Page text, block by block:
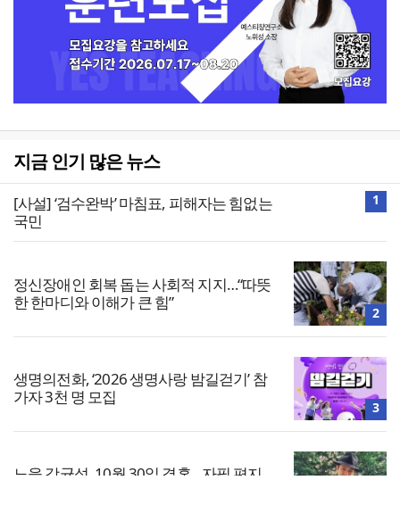
지금 인기 많은 뉴스
[사설] ‘검수완박’ 마침표, 피해자는 힘없는
국민
1
정신장애인 회복 돕는 사회적 지지…“따뜻
한 한마디와 이해가 큰 힘”
2
생명의전화, ‘2026 생명사랑 밤길걷기’ 참
가자 3천 명 모집
3
노을 강균성, 10월 30일 결혼…자필 편지